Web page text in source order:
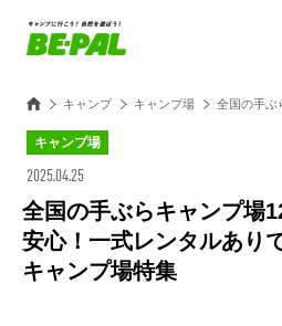
キャンプ キャンプ場 全国の手ぶ
キャンプ場
2025.04.25
全国の手ぶらキャンプ場
安心！一式レンタルあり
キャンプ場特集